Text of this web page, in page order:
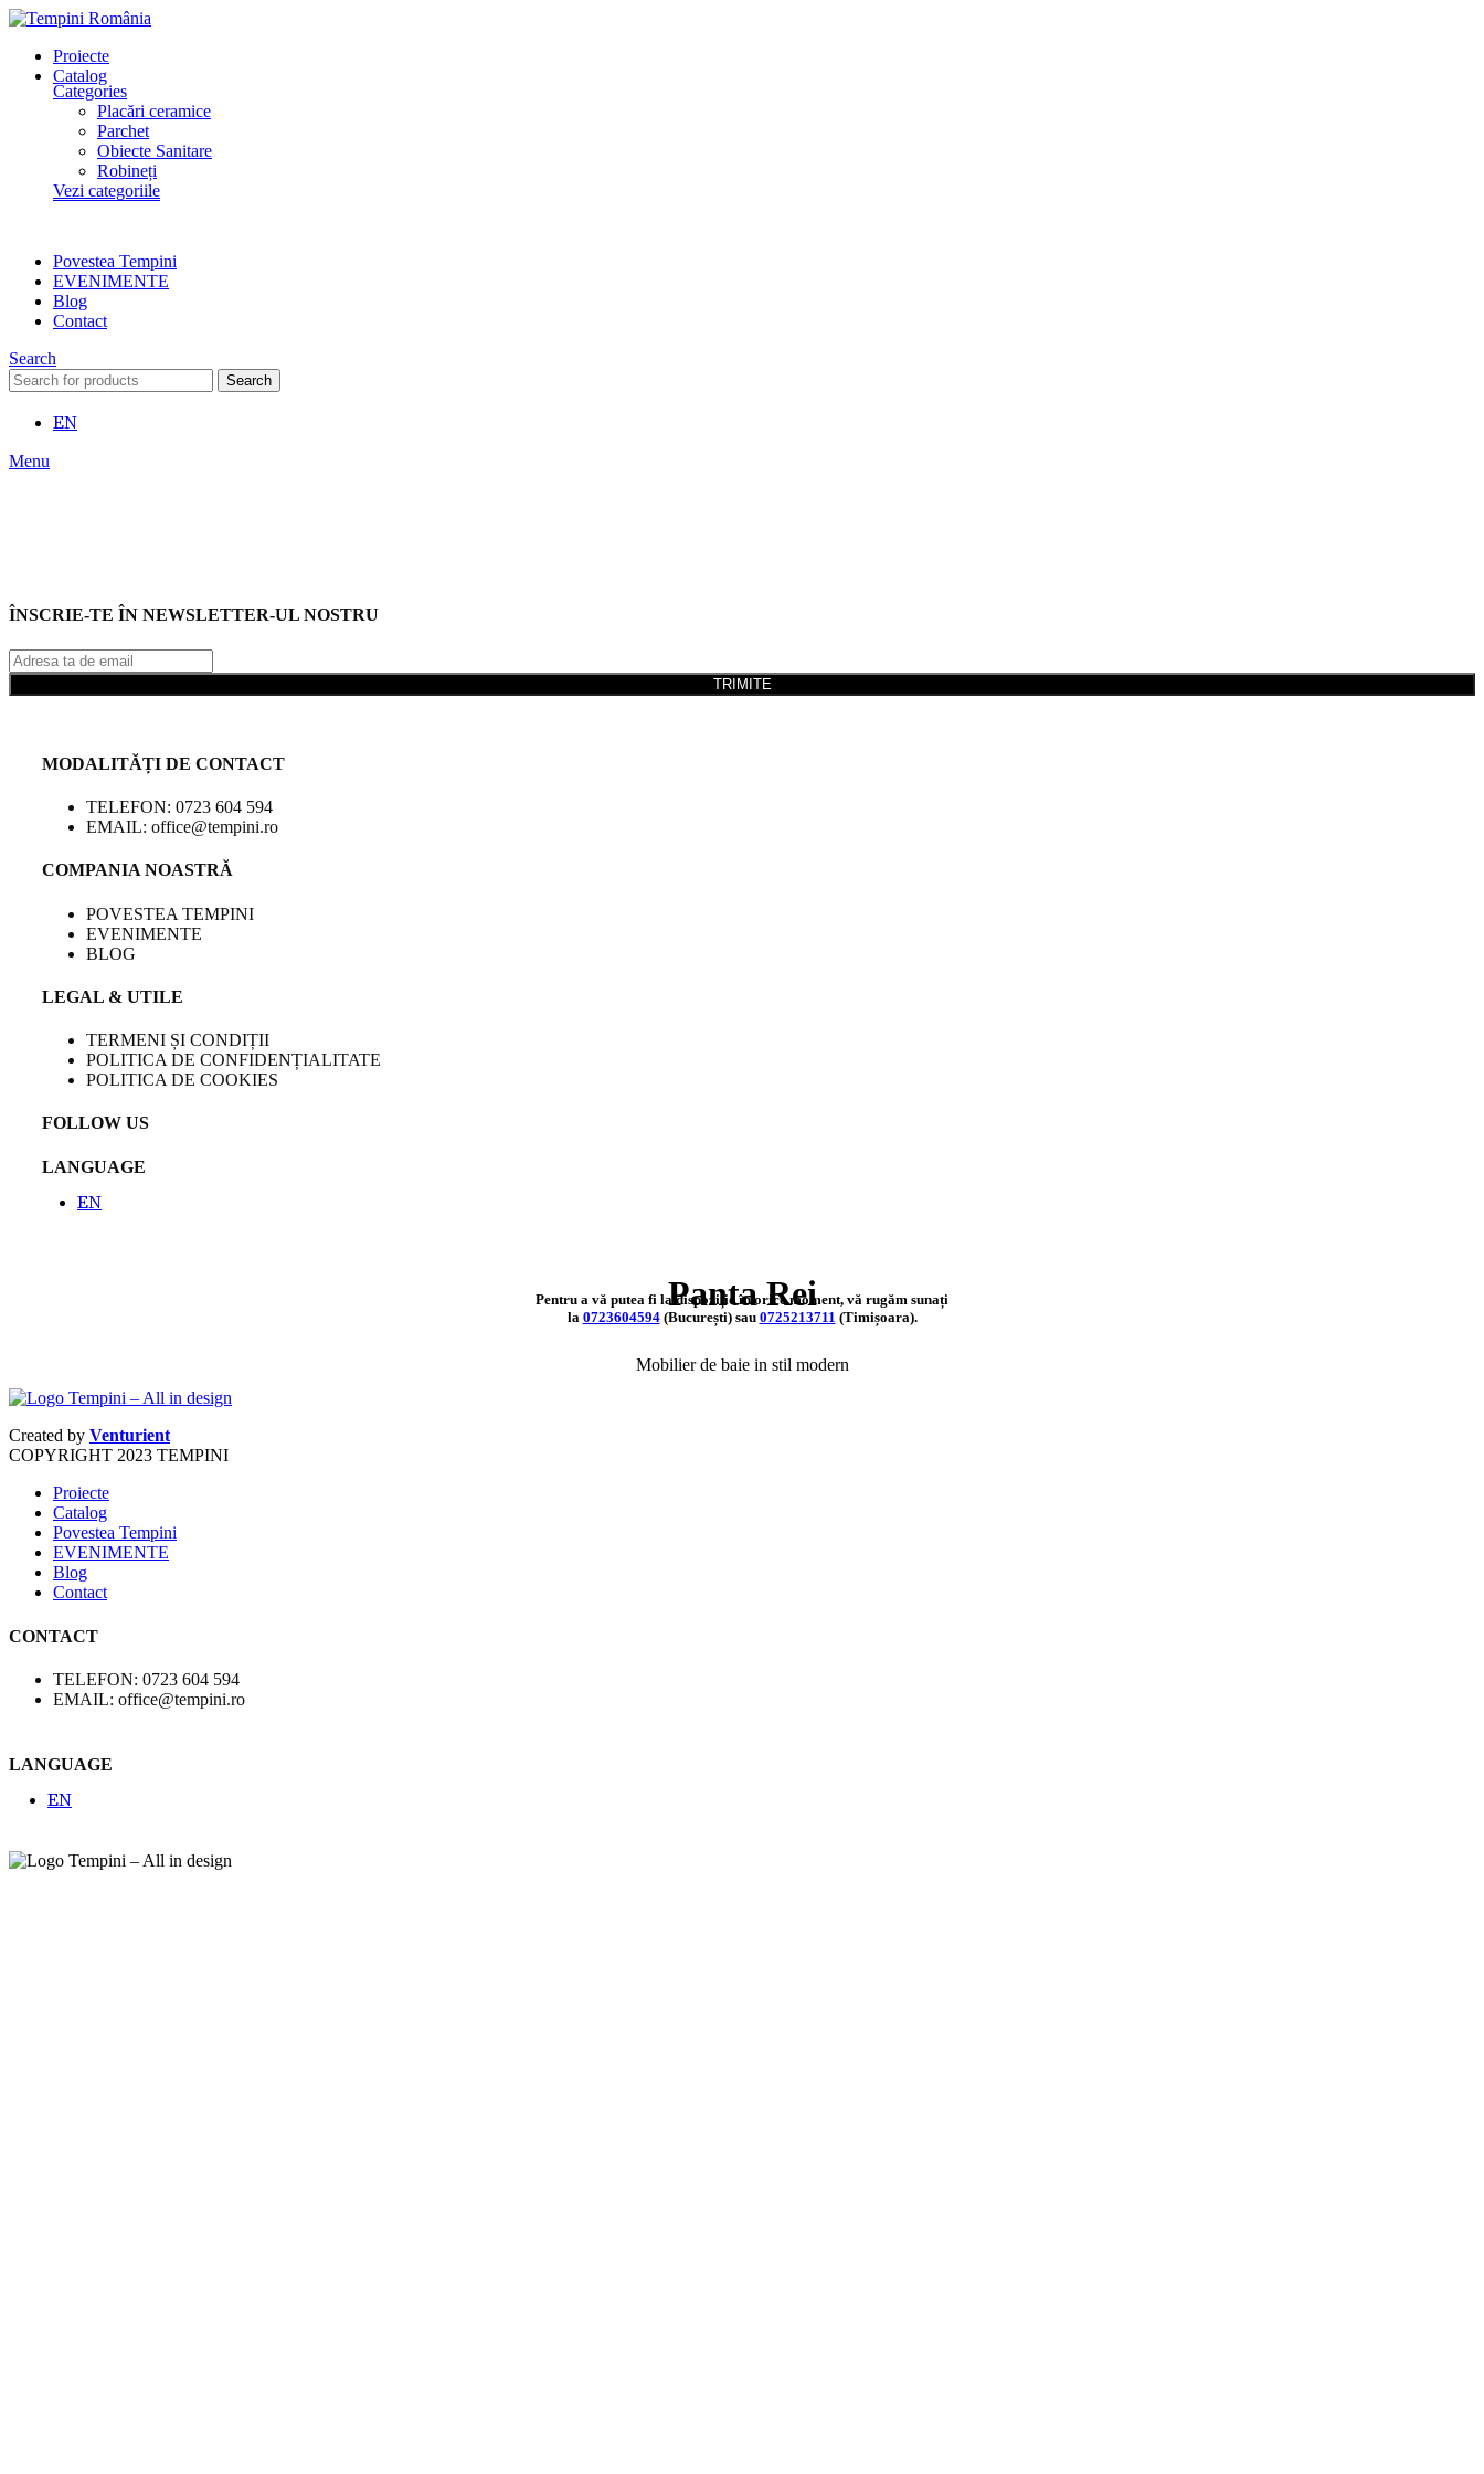
Proiecte
Catalog
Categories
Placări ceramice
Parchet
Obiecte Sanitare
Robineți
Vezi categoriile
Povestea Tempini
EVENIMENTE
Blog
Contact
Search
Search
EN
Menu
Panta Rei
Mobilier de baie in stil modern
ÎNSCRIE-TE ÎN NEWSLETTER-UL NOSTRU
TRIMITE
MODALITĂȚI DE CONTACT
TELEFON: 0723 604 594
EMAIL: office@tempini.ro
COMPANIA NOASTRĂ
POVESTEA TEMPINI
EVENIMENTE
BLOG
LEGAL & UTILE
TERMENI ȘI CONDIȚII
POLITICA DE CONFIDENȚIALITATE
POLITICA DE COOKIES
FOLLOW US
LANGUAGE
EN
Pentru a vă putea fi la dispoziție în orice moment, vă rugăm sunați
la 0723604594(București) sau 0725213711 (Timișoara).
Created by Venturient
COPYRIGHT 2023 TEMPINI
Proiecte
Catalog
Povestea Tempini
EVENIMENTE
Blog
Contact
CONTACT
TELEFON: 0723 604 594
EMAIL: office@tempini.ro
LANGUAGE
EN